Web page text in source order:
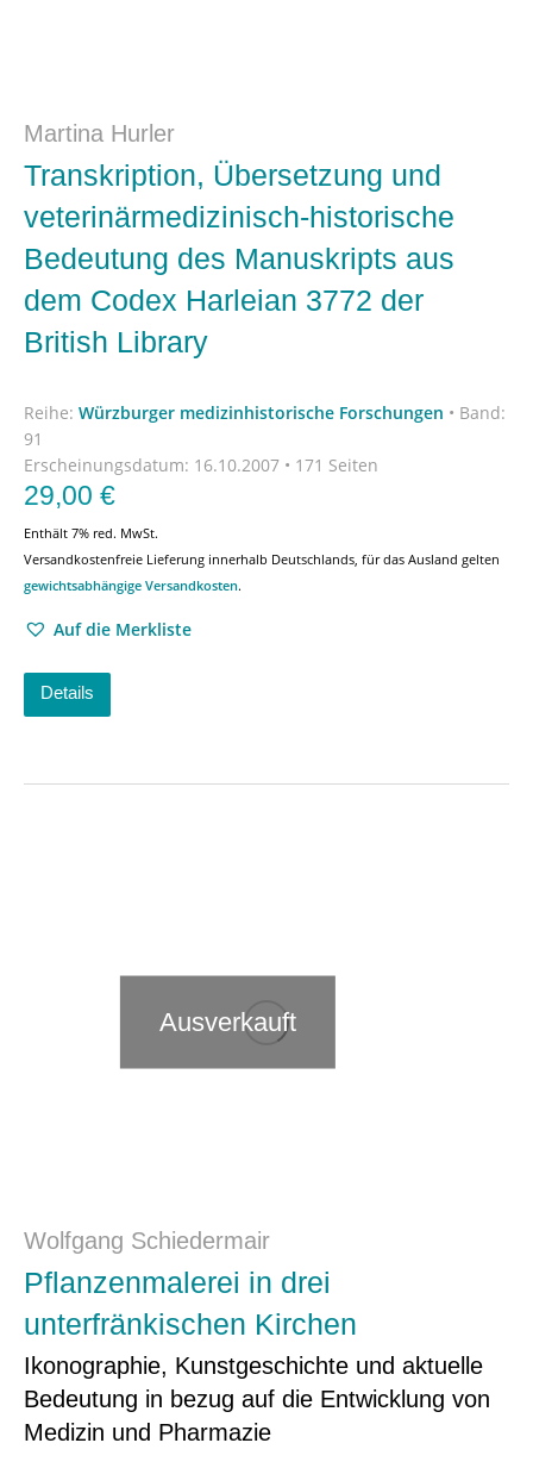
Martina Hurler
Transkription, Übersetzung und
veterinärmedizinisch-historische
Bedeutung des Manuskripts aus
dem Codex Harleian 3772 der
British Library
Reihe: Würzburger medizinhistorische Forschungen • Band:
91
Erscheinungsdatum: 16.10.2007 • 171 Seiten
29,00 €
Enthält 7% red. MwSt.
Versandkostenfreie Lieferung innerhalb Deutschlands, für das Ausland gelten
gewichtsabhängige Versandkosten.
Auf die Merkliste
Details
Ausverkauft
Wolfgang Schiedermair
Pflanzenmalerei in drei
unterfränkischen Kirchen
Ikonographie, Kunstgeschichte und aktuelle
Bedeutung in bezug auf die Entwicklung von
Medizin und Pharmazie